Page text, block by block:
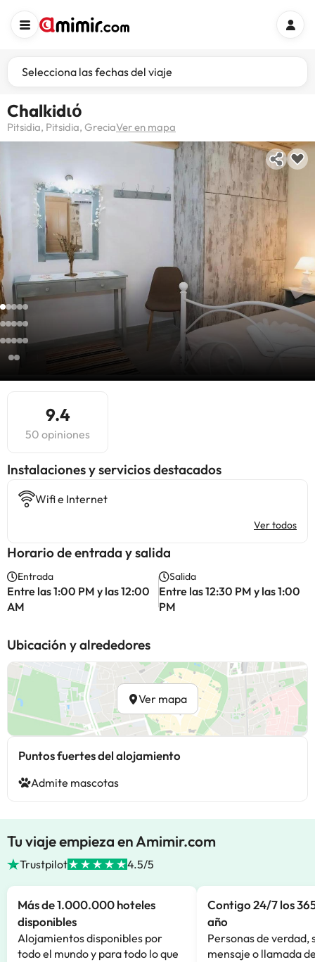
Selecciona las fechas del viaje
Chalkidιό
Pitsidia, Pitsidia, GreciaVer en mapa
9.4
50 opiniones
Instalaciones y servicios destacados
Wifi e Internet
Ver todos
Horario de entrada y salida
Entrada
Entre las 1:00 PM y las 12:00
AM
Salida
Entre las 12:30 PM y las 1:00
PM
Ubicación y alrededores
Ver mapa
Puntos fuertes del alojamiento
Admite mascotas
Tu viaje empieza en Amimir.com
Trustpilot 4.5/5
Más de 1.000.000 hoteles
disponibles
Alojamientos disponibles por
todo el mundo y para todo lo que
Contigo 24/7 los
año
Personas de verdad,
mensaje o llamada